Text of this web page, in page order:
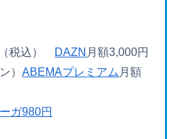
税込） DAZN 月額3,000円
）ABEMAプレミアム 月額
ガ980円